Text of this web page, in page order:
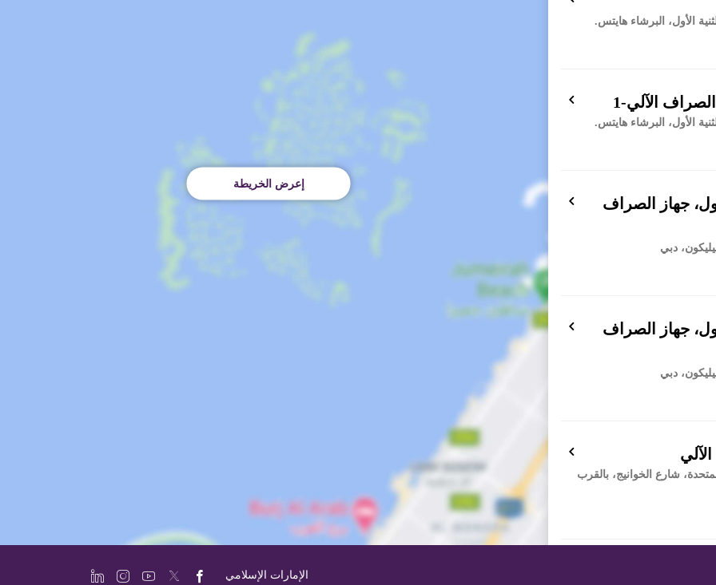
الأول، البرشاء هايتس.
الآلي-1
الأول، البرشاء هايتس.
جهاز الصراف
دبي
جهاز الصراف
دبي
المتحدة، شارع الخوانيج، بالقرب
الآلي الإمارات الإسلامي